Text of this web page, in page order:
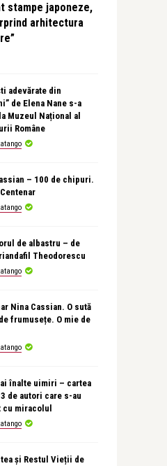
stampe japoneze,
arhitectura
adevărate din
de Elena Nane s-a
Muzeul Național al
Române
– 100 de chipuri.
de albastru – de
Theodorescu
Nina Cassian. O sută
frumusețe. O mie de
înalte uimiri – cartea
de autori care s-au
miracolul
și Restul Vieții de